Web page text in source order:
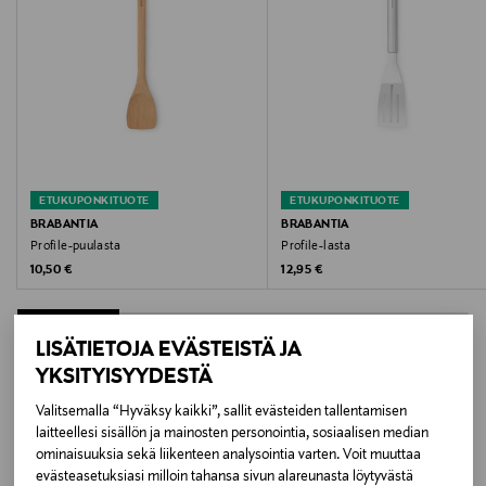
LISÄTIETOJA EVÄSTEISTÄ JA
YKSITYISYYDESTÄ
Valitsemalla “Hyväksy kaikki”, sallit evästeiden tallentamisen
laitteellesi sisällön ja mainosten personointia, sosiaalisen median
ominaisuuksia sekä liikenteen analysointia varten. Voit muuttaa
evästeasetuksiasi milloin tahansa sivun alareunasta löytyvästä
Korkeus
30.4 cm
Väri
PYÖKKI
Koko
ETUKUPONKITUOTE
BRABANTIA
Profile-puulasta
Original Price
10,50 €
ETUKUPONKITUOTE
BRABANTIA
Profile-lasta
Original Price
12,95 €
LISÄÄ KIINNOSTAVIA
TUOTTEITA